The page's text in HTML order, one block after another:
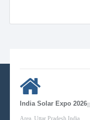
India Solar Expo 2026